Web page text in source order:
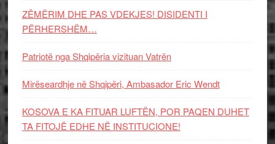
ZËMËRIM DHE PAS VDEKJES! DISIDENTI I
PËRHERSHËM…
Patriotë nga Shqipëria vizituan Vatrën
Mirëseardhje në Shqipëri, Ambasador Eric Wendt
KOSOVA E KA FITUAR LUFTËN, POR PAQEN DUHET
TA FITOJË EDHE NË INSTITUCIONE!